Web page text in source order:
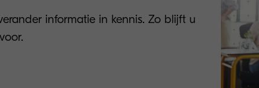
informatie in kennis. Zo blijft u